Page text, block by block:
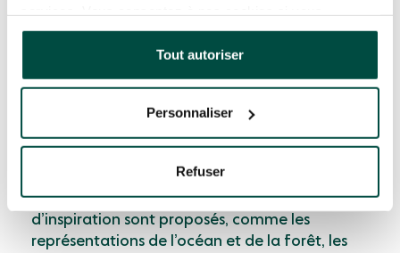
continuez à utiliser notre site Web.
Tout autoriser
Personnaliser
Refuser
Des concours comme« Embarquement
Nous Les Ambitieuses ! » avec le soutien du
ministère. Il s’adresse aux professeurs,
éducateurs et animateurs qui, sur le temps
proposent des activités éducatives en lien
avec l’écriture ou le dessin. Plusieurs thèmes
d’inspiration sont proposés, comme les
représentations de l’océan et de la forêt, les